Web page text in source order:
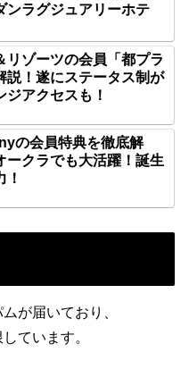
ンラグジュアリーホテ
リゾーツの会員「都プラ
説！遂にステータス制が
ジアクセスも！
の会員特典を徹底解
ークラでも大活躍！誕生
！
が届いており、
ています。